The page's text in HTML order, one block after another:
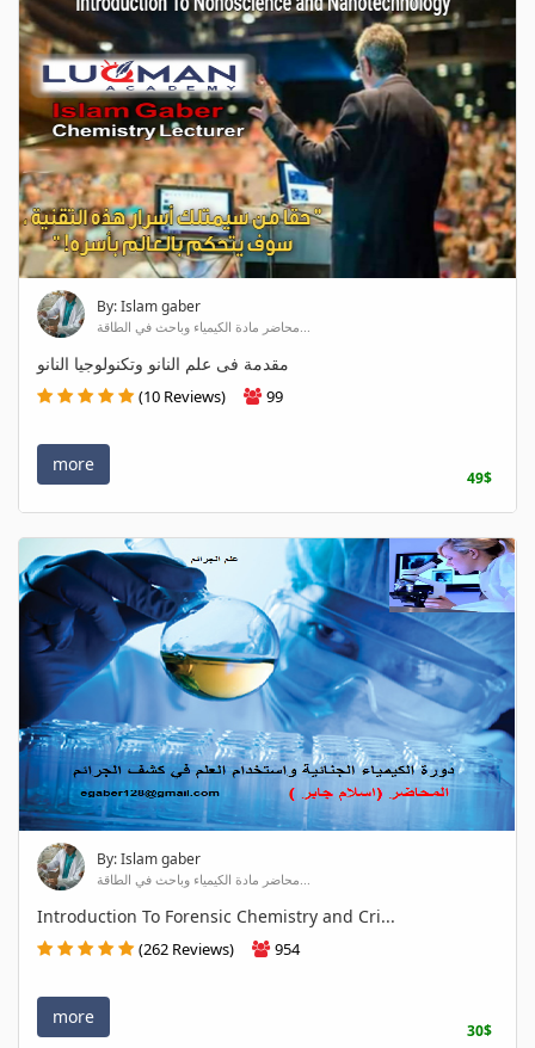
By: Islam gaber
محاضر مادة الكيمياء وباحث في الطاقة...
مقدمة فى علم النانو وتكنولوجيا النانو
(10 Reviews) 99
more
49$
By: Islam gaber
محاضر مادة الكيمياء وباحث في الطاقة...
Introduction To Forensic Chemistry and Cri...
(262 Reviews) 954
more
30$